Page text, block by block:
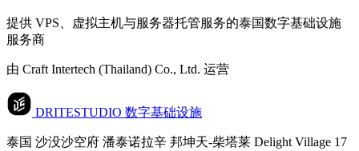
提供 VPS、虚拟主机与服务器托管服务的泰国数字基础设施
服务商
由 Craft Intertech (Thailand) Co., Ltd. 运营
DRITESTUDIO 数字基础设施
泰国 沙没沙空府 潘泰诺拉辛 邦坤天-柴塔莱 Delight Village 17